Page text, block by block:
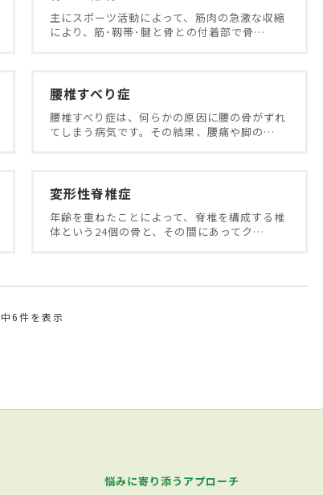
主にスポーツ活動によって、筋肉の急激な収縮
により、筋･靱帯･腱と骨との付着部で骨…
腰椎すべり症
腰椎すべり症は、何らかの原因に腰の骨がずれ
てしまう病気です。その結果、腰痛や脚の…
変形性脊椎症
年齢を重ねたことによって、脊椎を構成する椎
体という24個の骨と、その間にあってク…
6件を表示
悩みに寄り添うアプローチ